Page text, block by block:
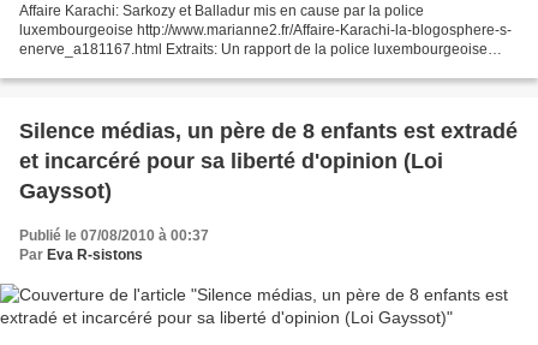
Affaire Karachi: Sarkozy et Balladur mis en cause par la police
luxembourgeoise http://www.marianne2.fr/Affaire-Karachi-la-blogosphere-s-
enerve_a181167.html Extraits: Un rapport de la police luxembourgeoise
Silence médias, un père de 8 enfants est extradé
et incarcéré pour sa liberté d'opinion (Loi
Gayssot)
Publié le 07/08/2010 à 00:37
Par Eva R-sistons